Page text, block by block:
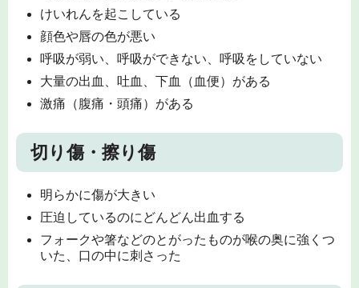
けいれんを起こしている
顔色や唇の色が悪い
呼吸が弱い、呼吸ができない、呼吸をしていない
大量の出血、吐血、下血（血便）がある
激痛（腹痛・頭痛）がある
切り傷・擦り傷
明らかに傷が大きい
圧迫しているのにどんどん出血する
フォークや箸などのとがったものが喉の奥に強くつ
いた、口の中に刺さった